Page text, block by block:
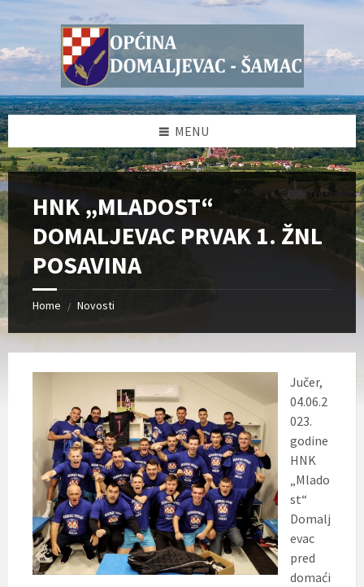
Skip
to
Skip
to
sidebar
Skip
to
sidebar
Skip
to
MENU
HNK „MLADOST“
DOMALJEVAC PRVAK 1. ŽNL
POSAVINA
Home / Novosti
Jučer,
04.06.2
023.
godine
HNK
„Mlado
st“
Domalj
evac
pred
domaći